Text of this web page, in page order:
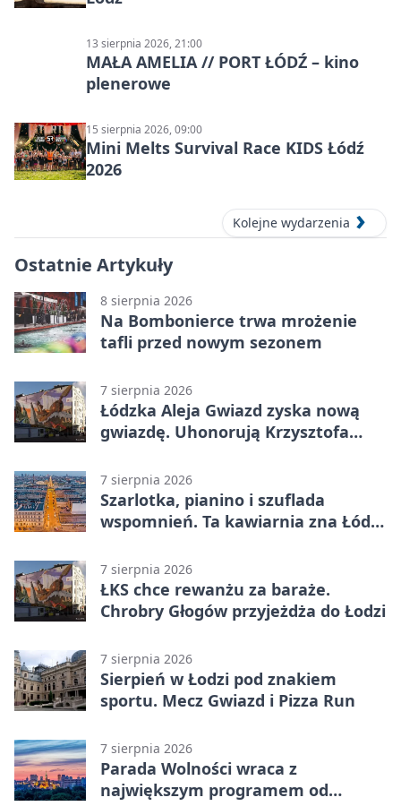
13 sierpnia 2026, 21:00
MAŁA AMELIA // PORT ŁÓDŹ – kino
plenerowe
15 sierpnia 2026, 09:00
Mini Melts Survival Race KIDS Łódź
2026
Kolejne wydarzenia
Ostatnie Artykuły
8 sierpnia 2026
Na Bombonierce trwa mrożenie
tafli przed nowym sezonem
7 sierpnia 2026
Łódzka Aleja Gwiazd zyska nową
gwiazdę. Uhonorują Krzysztofa
7 sierpnia 2026
Szarlotka, pianino i szuflada
wspomnień. Ta kawiarnia zna Łódź
7 sierpnia 2026
ŁKS chce rewanżu za baraże.
Chrobry Głogów przyjeżdża do Łodzi
7 sierpnia 2026
Sierpień w Łodzi pod znakiem
sportu. Mecz Gwiazd i Pizza Run
7 sierpnia 2026
Parada Wolności wraca z
największym programem od